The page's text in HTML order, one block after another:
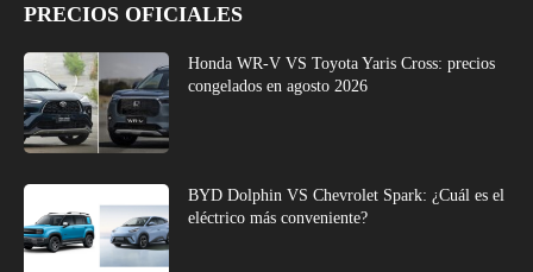
PRECIOS OFICIALES
Honda WR-V VS Toyota Yaris Cross: precios
congelados en agosto 2026
BYD Dolphin VS Chevrolet Spark: ¿Cuál es el
eléctrico más conveniente?